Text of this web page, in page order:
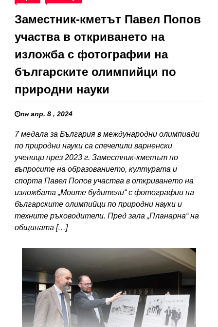
Заместник-кметът Павел Попов
участва в откриването на
изложба с фотографии на
българските олимпийци по
природни науки
пн апр. 8 , 2024
7 медала за България в международни олимпиади
по природни науки са спечелили варненски
ученици през 2023 г. Заместник-кметът по
въпросите на образованието, културата и
спорта Павел Попов участва в откриването на
изложбата „Моите будители“ с фотографии на
българските олимпийци по природни науки и
техните ръководители. Пред зала „Планарна“ на
общината […]